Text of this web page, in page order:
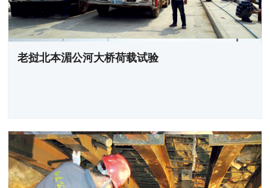
老挝北本湄公河大桥荷载试验